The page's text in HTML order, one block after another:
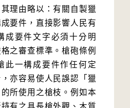
理由略以：有關自製獵
要件，直接影響人民有
成要件文字必須十分明
之審查標準。槍砲條例
此一構成要件作任何定
亦容易使人民誤認「獵
所使用之槍枝。例如本
有之具長槍外觀、木質